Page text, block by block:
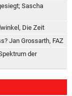
Sascha
Die Zeit
Jan Grossarth, FAZ
der